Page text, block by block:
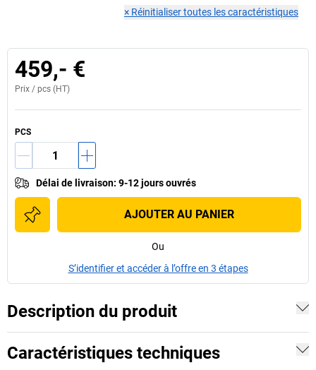
× Réinitialiser toutes les caractéristiques
459,- €
Prix / pcs (HT)
PCS
Délai de livraison: 9-12 jours ouvrés
AJOUTER AU PANIER
Ou
S’identifier et accéder à l’offre en 3 étapes
Description du produit
Caractéristiques techniques